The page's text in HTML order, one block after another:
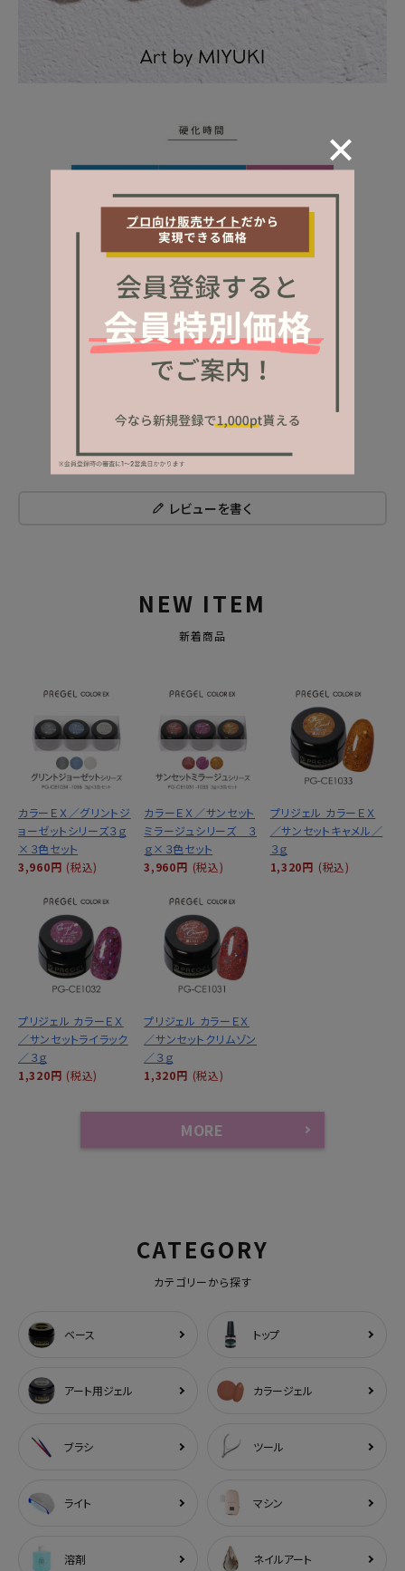
レビューを書く
NEW ITEM
新着商品
カラーＥＸ／グリントジ
ョーゼットシリーズ３ｇ
×３色セット
3,960円 (税込)
カラーＥＸ／サンセット
ミラージュシリーズ ３
ｇ×３色セット
3,960円 (税込)
プリジェル カラーＥＸ
／サンセットキャメル／
３ｇ
1,320円 (税込)
プリジェル カラーＥＸ
／サンセットライラック
／３ｇ
1,320円 (税込)
プリジェル カラーＥＸ
／サンセットクリムゾン
／３ｇ
1,320円 (税込)
MORE
CATEGORY
カテゴリーから探す
ベース トップ
アート用ジェル カラージェル
ブラシ ツール
ライト マシン
溶剤 ネイルアート